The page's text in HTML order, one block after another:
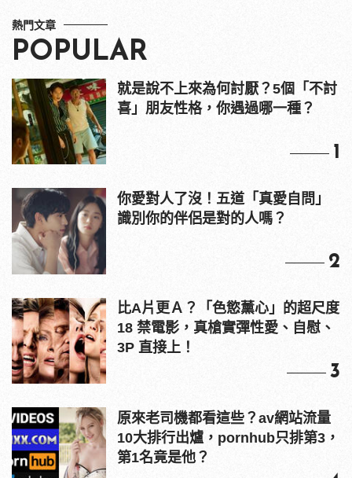
熱門文章
POPULAR
就是說不上來為何討厭？5個「不討
喜」朋友性格，你遇過哪一種？
1
你愛對人了沒！五道「真愛自問」
識別你的伴侶是對的人嗎？
2
比A片更Ａ？「色慾薰心」的超尺度
18 禁電影，真槍實彈性愛、自慰、
3P 直接上！
3
原來老司機都看這些？av網站流量
10大排行出爐，pornhub只排第3，
第1名竟是他？